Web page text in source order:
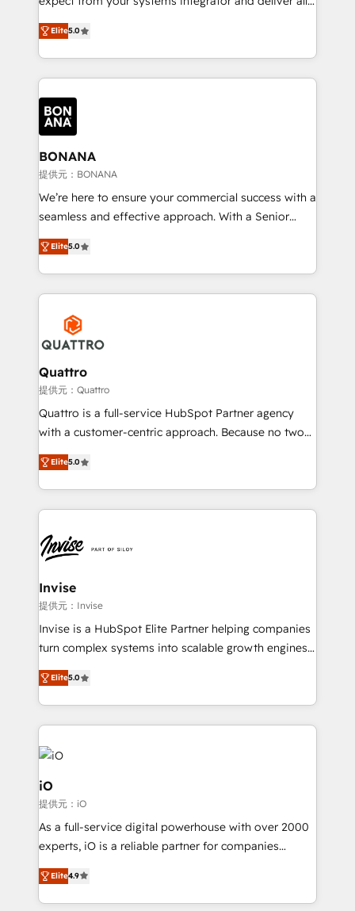
the agency services you'd expect from your
HubSpot Solutions Partner. As one of the UK's
longest-standing partners, we are experts at
maximising the value of the HubSpot platform and
building an integrated growth stack that brings your
business, operational and technical requirements to
life, and creates a 360˚ view of your customer to
help your teams do more. We specialise in HubSpot
technical services, website design and development
as well as agency services that help set you up for
success. Now, more than ever you need to connect
customer service. It's time to empower your teams
to create great customer experiences that generate
happen.
Elite5.0
BONANA
提供元：BONANA
We’re here to ensure your commercial success with a
seamless and effective approach. With a Senior
team that has 10+ years of experience in HubSpot,
we have a deep understanding of SaaS, Business
Services and E-commerce together with Retail. We
streamline and enhance your Sales, Marketing &
Service efforts, providing insights in your
commercial operations. We're good at RevOps,
automating and optimizing your marketing, sales &
service operations with AI, designing and building
your website, and we drive growth through Account-
Based Marketing, SEO, SEA and many other tactics.
No worries, we will advise you in which to deploy
brings us to our mission; to effectively guide as
much Benelux companies as possible to be
Elite5.0
Quattro
提供元：Quattro
Quattro is a full-service HubSpot Partner agency
with a customer-centric approach. Because no two
clients have the same needs, Quattro offer a
bespoke approach for every client. Services include
business growth strategies, sales enablement, CRM
set-up, Migrations, Integrations, Enterprise level
Ops Hub Software, inbound marketing strategy,
content strategies, branding, HubSpot CMS,
bespoke web apps and growth driven design
websites. Experienced in helping Global B2B
Manufacturers, Fintech, Professional Services, IT and
SaaS industries.
Elite5.0
Invise
提供元：Invise
Invise is a HubSpot Elite Partner helping companies
turn complex systems into scalable growth engines.
We combine strategy, technology and change
management to drive measurable results. As part of
the fast-growing Siloy Group, we unite more than
250+ HubSpot experts across Europe – ready to
build a CRM architecture optimized to support your
business goals. Talk to us if you’re looking to: -
Connect marketing, sales and operations around one
reliable source of truth - Unlock the full value of your
CRM and marketing data, not just implement a
system - Accelerate impact with a partner who
Elite5.0
iO
提供元：iO
As a full-service digital powerhouse with over 2000
experts, iO is a reliable partner for companies
looking to strengthen their position in the fields of
marketing, technology, content, strategy and
creation. iO combines in-depth knowledge on both
Elite4.9